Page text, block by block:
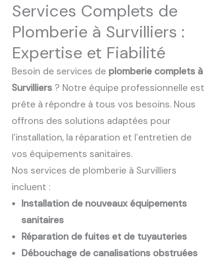
Services Complets de
Plomberie à Survilliers :
Expertise et Fiabilité
Besoin de services de plomberie complets à
Survilliers ? Notre équipe professionnelle est
prête à répondre à tous vos besoins. Nous
offrons des solutions adaptées pour
l’installation, la réparation et l’entretien de
vos équipements sanitaires.
Nos services de plomberie à Survilliers
incluent :
Installation de nouveaux équipements
sanitaires
Réparation de fuites et de tuyauteries
Débouchage de canalisations obstruées